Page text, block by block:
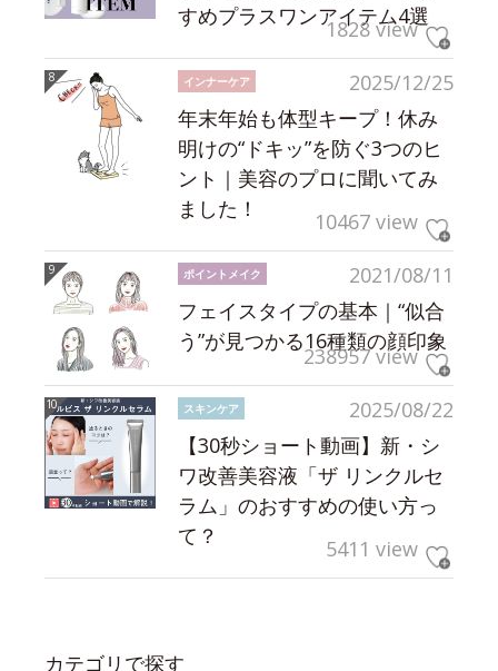
すめプラスワンアイテム4選
1828 view
2025/12/25
インナーケア
年末年始も体型キープ！休み
明けの“ドキッ”を防ぐ3つのヒ
ント｜美容のプロに聞いてみ
ました！
10467 view
2021/08/11
ポイントメイク
フェイスタイプの基本｜“似合
う”が見つかる16種類の顔印象
238957 view
2025/08/22
スキンケア
【30秒ショート動画】新・シ
ワ改善美容液「ザ リンクルセ
ラム」のおすすめの使い方っ
て？
5411 view
カテゴリで探す